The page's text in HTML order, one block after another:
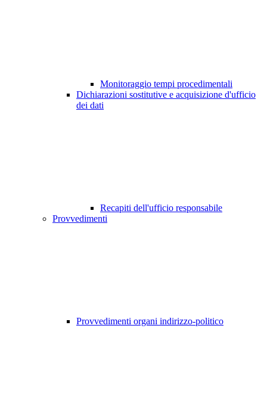
Monitoraggio tempi procedimentali
Dichiarazioni sostitutive e acquisizione d'ufficio
dei dati
Recapiti dell'ufficio responsabile
Provvedimenti
Provvedimenti organi indirizzo-politico